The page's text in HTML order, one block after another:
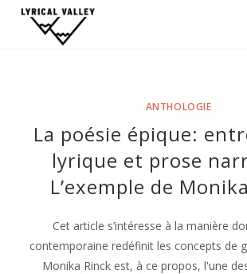
ANTHOLOGIE
La poésie épique:
lyrique et prose
L’exemple de
Cet article s’intéresse à la manière
contemporaine redéfinit les concepts de
Monika Rinck est, à ce propos, l'une